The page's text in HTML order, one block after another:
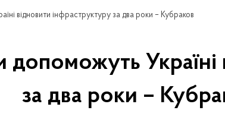
відновити інфраструктуру за два роки – Кубраков
Україні
за два роки –